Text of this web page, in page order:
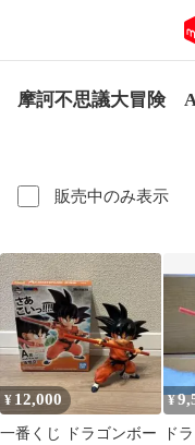
摩訶不思議大冒険
販売中のみ表示
¥ 12,000
一番くじ ドラゴンボー
¥
ド